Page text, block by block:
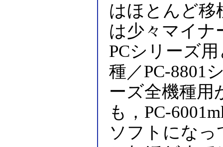
はほとんど移
は少々マイナ
PCシリーズ
種／PC-8801
ーズ全機種用
も，PC-
ソフトにな